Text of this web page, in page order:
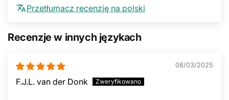
Przetłumacz recenzję na polski
Recenzje w innych językach
08/03/2025
F.J.L. van der Donk